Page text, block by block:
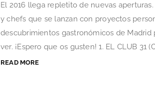
El 2016 llega repletito de nuevas
y chefs que se lanzan con proyectos
descubrimientos gastronómicos de
ver. ¡Espero que os gusten! 1. EL CLUB 31
READ MORE